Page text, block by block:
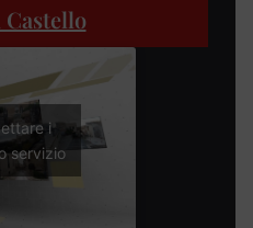
i
servizio